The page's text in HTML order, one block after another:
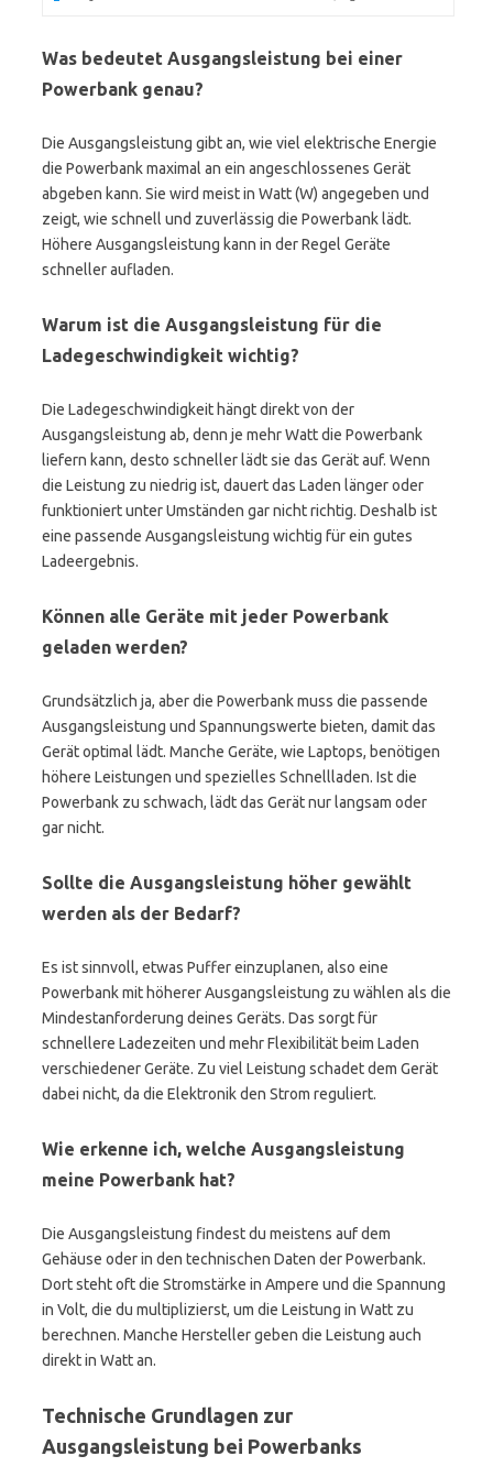
Was bedeutet Ausgangsleistung bei einer
Powerbank genau?
Die Ausgangsleistung gibt an, wie viel elektrische Energie
die Powerbank maximal an ein angeschlossenes Gerät
abgeben kann. Sie wird meist in Watt (W) angegeben und
zeigt, wie schnell und zuverlässig die Powerbank lädt.
Höhere Ausgangsleistung kann in der Regel Geräte
schneller aufladen.
Warum ist die Ausgangsleistung für die
Ladegeschwindigkeit wichtig?
Die Ladegeschwindigkeit hängt direkt von der
Ausgangsleistung ab, denn je mehr Watt die Powerbank
liefern kann, desto schneller lädt sie das Gerät auf. Wenn
die Leistung zu niedrig ist, dauert das Laden länger oder
funktioniert unter Umständen gar nicht richtig. Deshalb ist
eine passende Ausgangsleistung wichtig für ein gutes
Ladeergebnis.
Können alle Geräte mit jeder Powerbank
geladen werden?
Grundsätzlich ja, aber die Powerbank muss die passende
Ausgangsleistung und Spannungswerte bieten, damit das
Gerät optimal lädt. Manche Geräte, wie Laptops, benötigen
höhere Leistungen und spezielles Schnellladen. Ist die
Powerbank zu schwach, lädt das Gerät nur langsam oder
gar nicht.
Sollte die Ausgangsleistung höher gewählt
werden als der Bedarf?
Es ist sinnvoll, etwas Puffer einzuplanen, also eine
Powerbank mit höherer Ausgangsleistung zu wählen als die
Mindestanforderung deines Geräts. Das sorgt für
schnellere Ladezeiten und mehr Flexibilität beim Laden
verschiedener Geräte. Zu viel Leistung schadet dem Gerät
dabei nicht, da die Elektronik den Strom reguliert.
Wie erkenne ich, welche Ausgangsleistung
meine Powerbank hat?
Die Ausgangsleistung findest du meistens auf dem
Gehäuse oder in den technischen Daten der Powerbank.
Dort steht oft die Stromstärke in Ampere und die Spannung
in Volt, die du multiplizierst, um die Leistung in Watt zu
berechnen. Manche Hersteller geben die Leistung auch
direkt in Watt an.
Technische Grundlagen zur
Ausgangsleistung bei Powerbanks